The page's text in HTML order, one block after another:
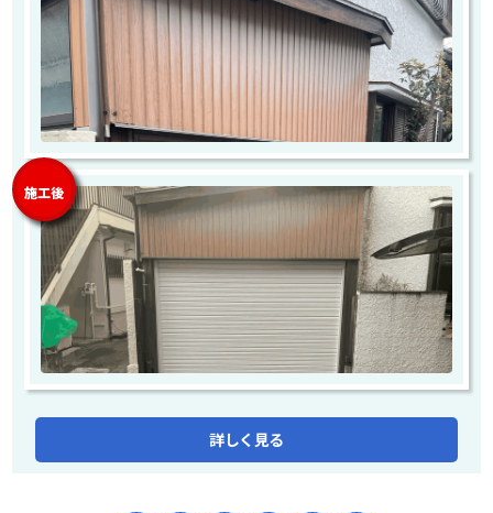
施工後
詳しく見る